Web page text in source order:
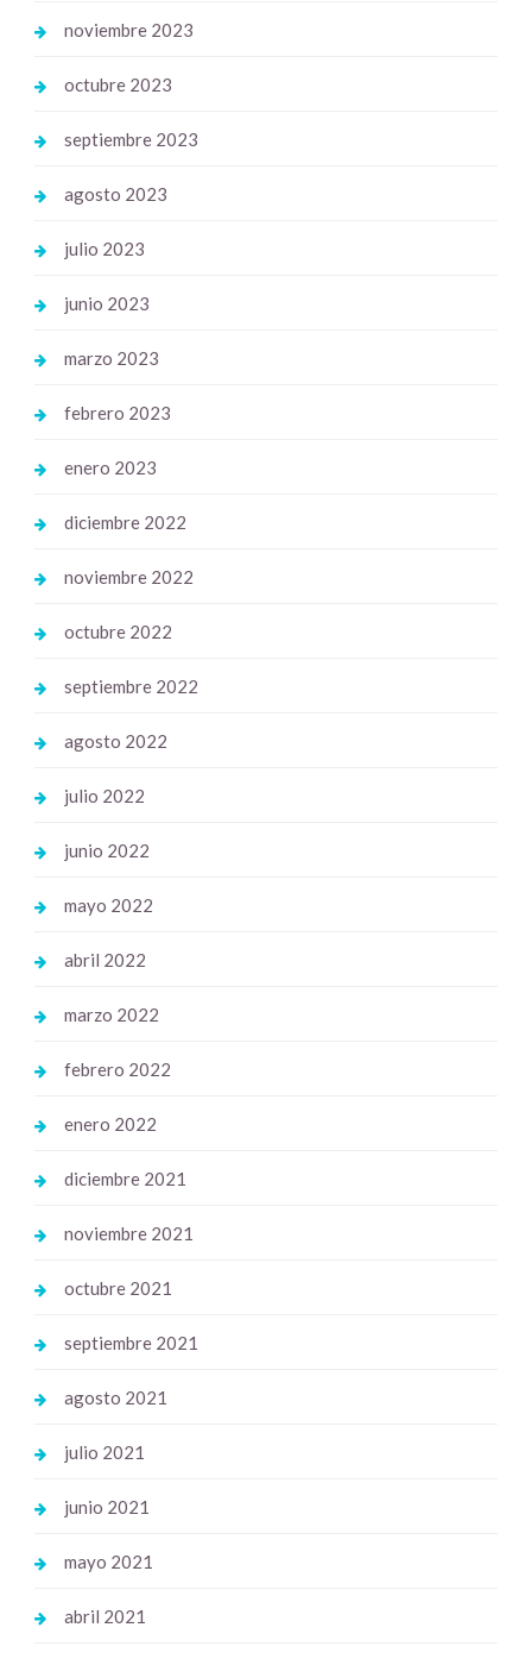
noviembre 2023
octubre 2023
septiembre 2023
agosto 2023
julio 2023
junio 2023
marzo 2023
febrero 2023
enero 2023
diciembre 2022
noviembre 2022
octubre 2022
septiembre 2022
agosto 2022
julio 2022
junio 2022
mayo 2022
abril 2022
marzo 2022
febrero 2022
enero 2022
diciembre 2021
noviembre 2021
octubre 2021
septiembre 2021
agosto 2021
julio 2021
junio 2021
mayo 2021
abril 2021